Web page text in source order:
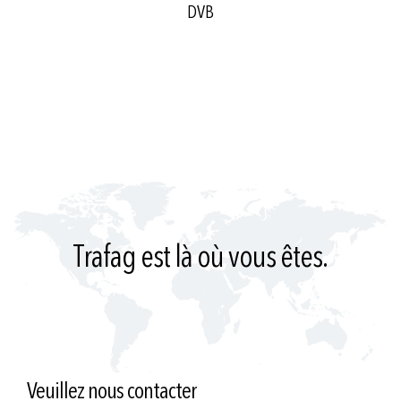
DVB
Trafag est là où vous êtes.
Veuillez nous contacter